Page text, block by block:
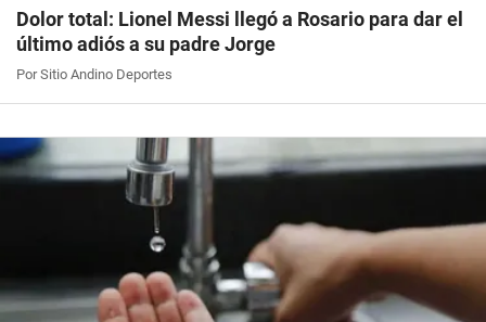
Dolor total: Lionel Messi llegó a Rosario para dar el
último adiós a su padre Jorge
Por Sitio Andino Deportes